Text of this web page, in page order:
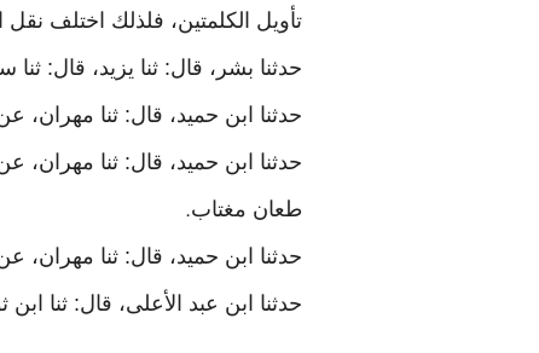
تأويل الكلمتين، فلذلك اختلف
حدثنا بشر، قال: ثنا يزيد، قال:
حدثنا ابن حميد، قال: ثنا
حدثنا ابن حميد، قال: ثنا
طعان مغتاب.
حدثنا ابن حميد، قال: ثنا مهران،
حدثنا ابن عبد الأعلى، قال: ثنا